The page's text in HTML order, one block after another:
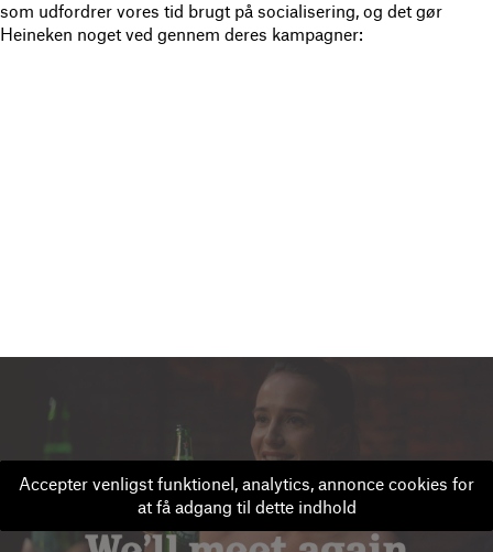
som udfordrer vores tid brugt på socialisering, og det gør
Heineken noget ved gennem deres kampagner:
Accepter venligst funktionel, analytics, annonce cookies for
at få adgang til dette indhold